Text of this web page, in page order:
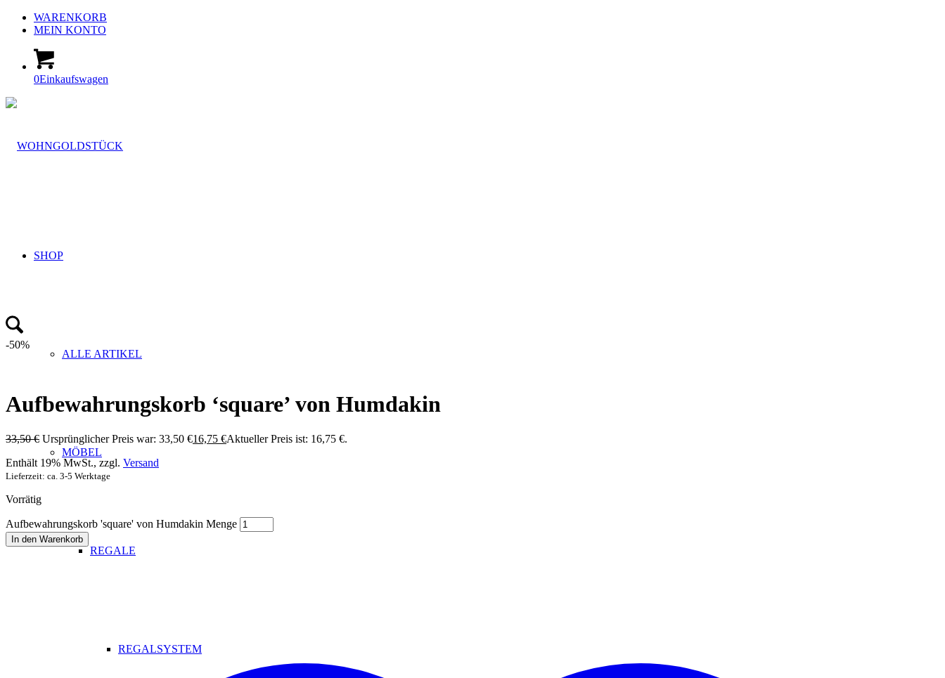
WARENKORB
MEIN KONTO
0Einkaufswagen
SHOP
ALLE ARTIKEL
MÖBEL
REGALE
REGALSYSTEM
-50%
Aufbewahrungskorb ‘square’ von Humdakin
33,50€ Ursprünglicher Preis war: 33,50 €16,75 €Aktueller Preis ist: 16,75 €.
Enthält 19% MwSt., zzgl. Versand
Lieferzeit: ca. 3-5 Werktage
Vorrätig
Aufbewahrungskorb 'square' von Humdakin Menge
In den Warenkorb